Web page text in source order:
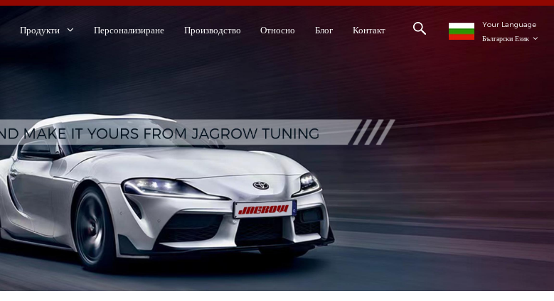
Your Language
Български Език
Продукти Персонализиране Производство Относно Блог Контакт